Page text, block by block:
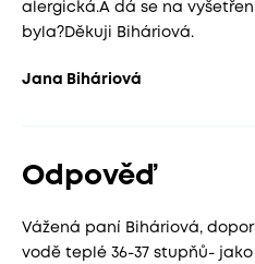
alergická.A dá se na
byla?Děkuji Biháriová.
Jana Biháriová
Odpověď
Vážená paní Biháriová,
vodě teplé 36-37 stupňů-